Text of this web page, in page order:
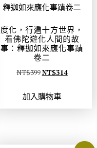
度化，行遍十方世界，
看佛陀遊化人間的故
事：釋迦如來應化事蹟
卷二
NT$399NT$314
加入購物車